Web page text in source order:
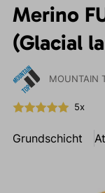
Merino
(Glacial
MOUNTAIN
5x
Grundschicht